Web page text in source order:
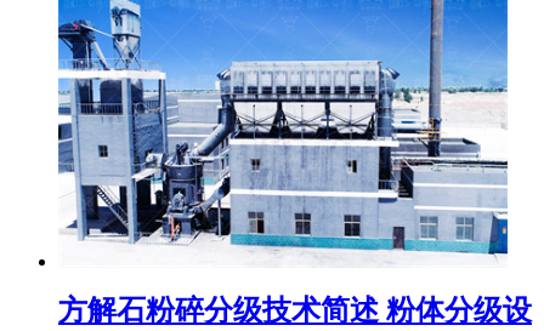
方解石粉碎分级技术简述 粉体分级设